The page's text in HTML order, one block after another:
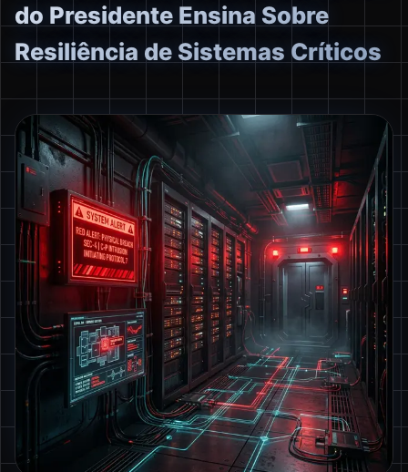
do Presidente Ensina Sobre
Resiliência de Sistemas Críticos